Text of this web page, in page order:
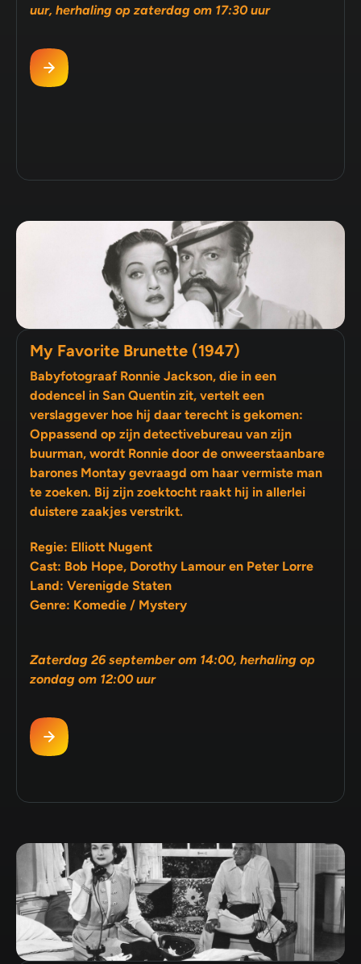
uur, herhaling op zaterdag om 17:30 uur
My Favorite Brunette (1947)
Babyfotograaf Ronnie Jackson, die in een
dodencel in San Quentin zit, vertelt een
verslaggever hoe hij daar terecht is gekomen:
Oppassend op zijn detectivebureau van zijn
buurman, wordt Ronnie door de onweerstaanbare
barones Montay gevraagd om haar vermiste man
te zoeken. Bij zijn zoektocht raakt hij in allerlei
duistere zaakjes verstrikt.
Regie: Elliott Nugent
Cast: Bob Hope, Dorothy Lamour en Peter Lorre
Land: Verenigde Staten
Genre: Komedie / Mystery
Zaterdag 26 september om 14:00, herhaling op
zondag om 12:00 uur